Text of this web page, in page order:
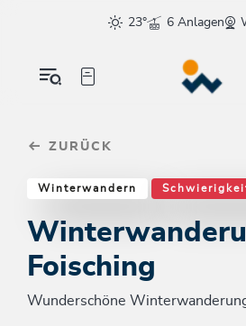
sr.skip-to.main-content
sr.skip-to.table-of-contents
sr.skip-to.main-navigation
23°
6 Anlagen
ZURÜCK
Winterwandern
Foisching
Wunderschöne